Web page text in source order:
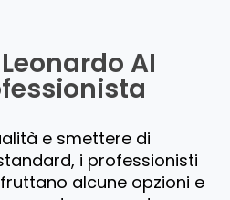
AI
e smettere di
i professionisti
alcune opzioni e